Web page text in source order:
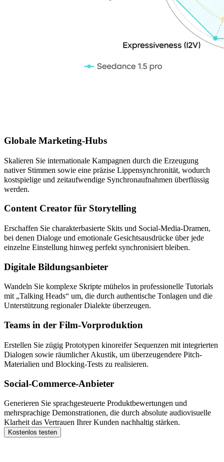
Globale Marketing-Hubs
Skalieren Sie internationale Kampagnen durch die Erzeugung
nativer Stimmen sowie eine präzise Lippensynchronität, wodurch
kostspielige und zeitaufwendige Synchronaufnahmen überflüssig
werden.
Content Creator für Storytelling
Erschaffen Sie charakterbasierte Skits und Social-Media-Dramen,
bei denen Dialoge und emotionale Gesichtsausdrücke über jede
einzelne Einstellung hinweg perfekt synchronisiert bleiben.
Digitale Bildungsanbieter
Wandeln Sie komplexe Skripte mühelos in professionelle Tutorials
mit „Talking Heads“ um, die durch authentische Tonlagen und die
Unterstützung regionaler Dialekte überzeugen.
Teams in der Film-Vorproduktion
Erstellen Sie zügig Prototypen kinoreifer Sequenzen mit integrierten
Dialogen sowie räumlicher Akustik, um überzeugendere Pitch-
Materialien und Blocking-Tests zu realisieren.
Social-Commerce-Anbieter
Generieren Sie sprachgesteuerte Produktbewertungen und
mehrsprachige Demonstrationen, die durch absolute audiovisuelle
Klarheit das Vertrauen Ihrer Kunden nachhaltig stärken.
Kostenlos testen